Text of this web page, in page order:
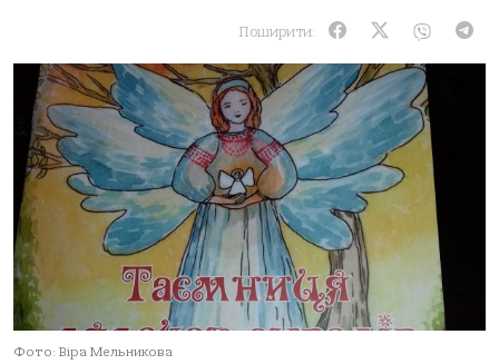
Поширити:
Фото: Віра Мельникова